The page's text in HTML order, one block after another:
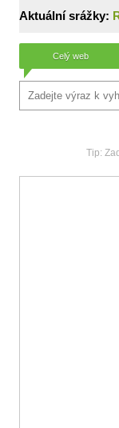
Aktuální srážky:
Celý web
Tip: